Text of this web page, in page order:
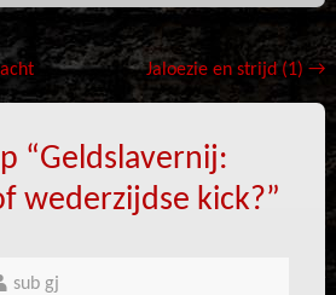
Jaloezie en strijd (1)→
“Geldslavernij:
wederzijdse kick?”
sub gj